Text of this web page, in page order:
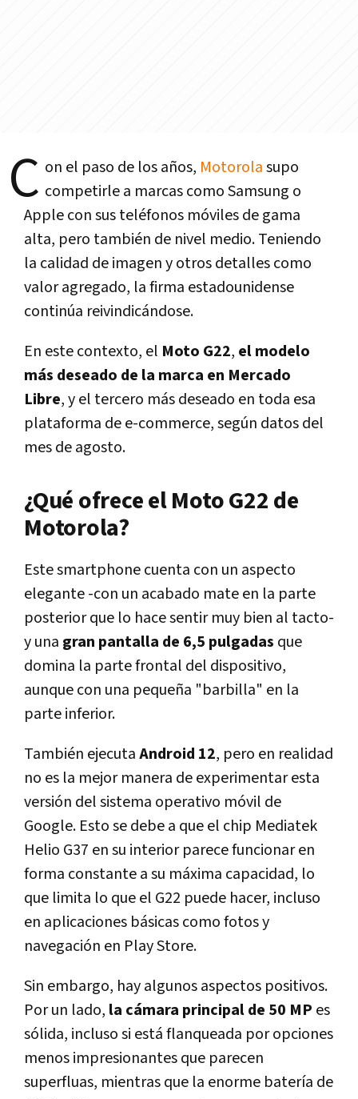
C on el paso de los años, Motorolasupo
competirle a marcas como Samsung o
Apple con sus teléfonos móviles de gama
alta, pero también de nivel medio. Teniendo
la calidad de imagen y otros detalles como
valor agregado, la firma estadounidense
continúa reivindicándose.
En este contexto, el Moto G22, el modelo
más deseado de la marca en Mercado
Libre, y el tercero más deseado en toda esa
plataforma de e-commerce, según datos del
mes de agosto.
¿Qué ofrece el Moto G22 de
Motorola?
Este smartphone cuenta con un aspecto
elegante -con un acabado mate en la parte
posterior que lo hace sentir muy bien al tacto-
y una gran pantalla de 6,5 pulgadas que
domina la parte frontal del dispositivo,
aunque con una pequeña "barbilla" en la
parte inferior.
También ejecutaAndroid 12, pero en realidad
no es la mejor manera de experimentar esta
versión del sistema operativo móvil de
Google. Esto se debe a que el chip Mediatek
Helio G37 en su interior parece funcionar en
forma constante a su máxima capacidad, lo
que limita lo que el G22 puede hacer, incluso
en aplicaciones básicas como fotos y
navegación en Play Store.
Sin embargo, hay algunos aspectos positivos.
Por un lado, la cámara principal de 50 MP es
sólida, incluso si está flanqueada por opciones
menos impresionantes que parecen
superfluas, mientras que la enorme batería de